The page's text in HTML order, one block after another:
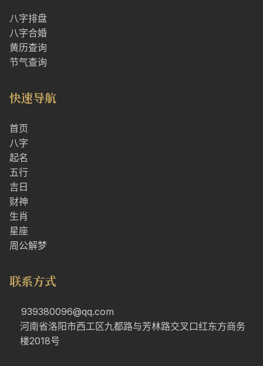
八字排盘
八字合婚
黄历查询
节气查询
快速导航
首页
八字
起名
五行
吉日
财神
生肖
星座
周公解梦
联系方式
939380096@qq.com
河南省洛阳市西工区九都路与芳林路交叉口红东方商务
楼2018号